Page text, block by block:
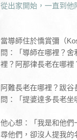
從出家開始，一直到
當導師住於憍賞彌（
問：「導師在哪裡？
裡？阿那律長老在哪裡
阿難長老在哪裡？跋
問：「提婆達多長老
他心想：「我是和他
尋他們，卻沒人提我